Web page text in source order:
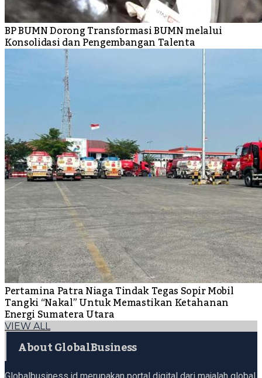
BP BUMN Dorong Transformasi BUMN melalui
Konsolidasi dan Pengembangan Talenta
Pertamina Patra Niaga Tindak Tegas Sopir Mobil
Tangki “Nakal” Untuk Memastikan Ketahanan
Energi Sumatera Utara
VIEW ALL
About GlobalBusiness